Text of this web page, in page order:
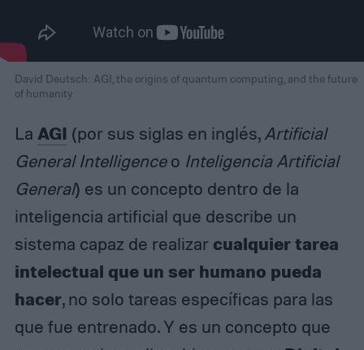
David Deutsch: AGI, the origins of quantum computing, and the future
of humanity
La AGI (por sus siglas en inglés,Artificial
General Intelligenceo Inteligencia Artificial
General) es un concepto dentro de la
inteligencia artificial que describe un
sistema capaz de realizar cualquier tarea
intelectual que un ser humano pueda
hacer, no solo tareas específicas para las
que fue entrenado. Y es un concepto que